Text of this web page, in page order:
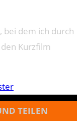
, bei dem ich durch
Kurzfilm
TEILEN